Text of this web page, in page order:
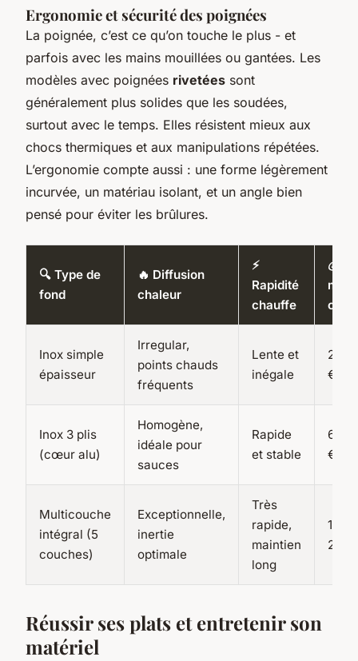
Ergonomie et sécurité des poignées
La poignée, c’est ce qu’on touche le plus - et
parfois avec les mains mouillées ou gantées. Les
modèles avec poignées rivetées sont
généralement plus solides que les soudées,
surtout avec le temps. Elles résistent mieux aux
chocs thermiques et aux manipulations répétées.
L’ergonomie compte aussi : une forme légèrement
incurvée, un matériau isolant, et un angle bien
pensé pour éviter les brûlures.
🔍 Type de
fond
🔥 Diffusion
chaleur
⚡
Rapidité
chauffe
💰
Inox simple
épaisseur
Irregular,
points chauds
fréquents
Lente et
inégale
20 -
€
Inox 3 plis
(cœur alu)
Homogène,
idéale pour
sauces
Rapide
et stable
60 -
€
Multicouche
intégral (5
couches)
Exceptionnelle,
inertie
optimale
Très
rapide,
maintien
long
120 -
250
Réussir ses plats et entretenir son
matériel